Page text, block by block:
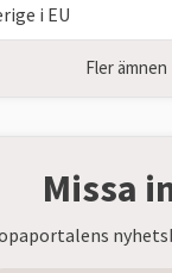
i EU
Fler ämnen
Missa